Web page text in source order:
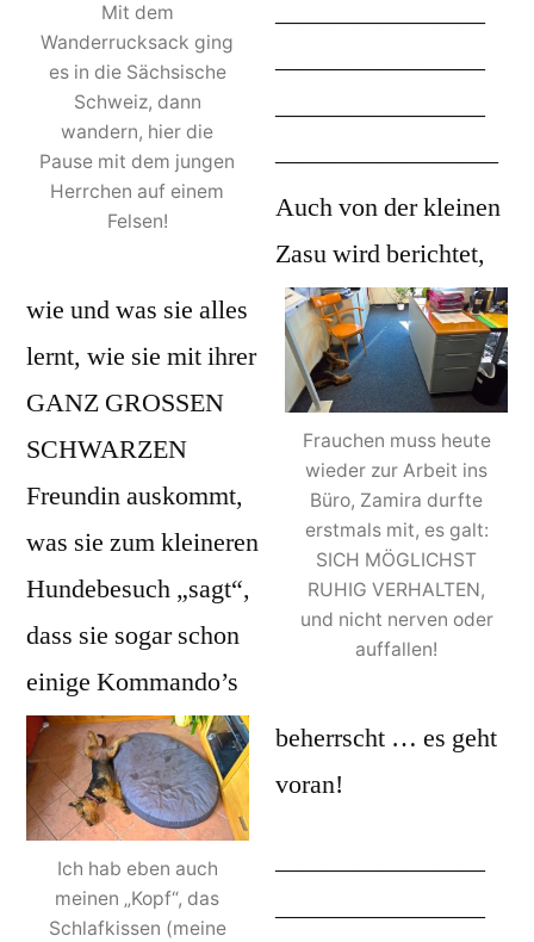
Mit dem
Wanderrucksack ging
es in die Sächsische
Schweiz, dann
wandern, hier die
Pause mit dem jungen
Herrchen auf einem
Felsen!
Frauchen muss heute
wieder zur Arbeit ins
Büro, Zamira durfte
erstmals mit, es galt:
SICH MÖGLICHST
RUHIG VERHALTEN,
und nicht nerven oder
auffallen!
Ich hab eben auch
meinen „Kopf“, das
Schlafkissen (meine
————————
————————
————————
————————–
Auch von der kleinen
Zasu wird berichtet,
wie und was sie alles
lernt, wie sie mit ihrer
GANZ GROSSEN
SCHWARZEN
Freundin auskommt,
was sie zum kleineren
Hundebesuch „sagt“,
dass sie sogar schon
einige Kommando’s
beherrscht … es geht
voran!
————————
————————